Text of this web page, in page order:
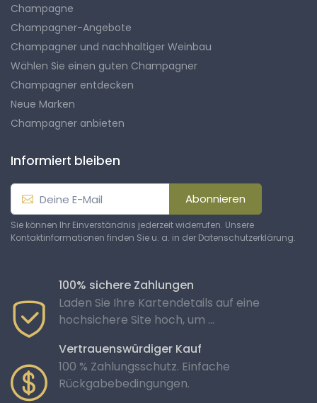
Champagne
Champagner-Angebote
Champagner und nachhaltiger Weinbau
Wählen Sie einen guten Champagner
Champagner entdecken
Neue Marken
Champagner anbieten
Informiert bleiben
Abonnieren
Sie können Ihr Einverständnis jederzeit widerrufen. Unsere
Kontaktinformationen finden Sie u. a. in der Datenschutzerklärung.
100% sichere Zahlungen
Laden Sie Ihre Kartendetails auf eine
hochsichere Site hoch, um ...
Vertrauenswürdiger Kauf
100 % Zahlungsschutz. Einfache
Rückgabebedingungen.